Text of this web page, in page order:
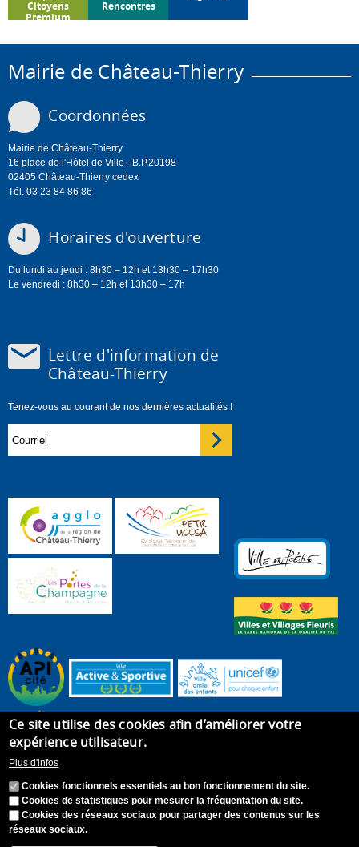
Citoyens
Premium
Rencontres
Mairie de Château-Thierry
Coordonnées
Mairie de Château-Thierry
16 place de l'Hôtel de Ville - B.P.20198
02405 Château-Thierry cedex
Tél. 03 23 84 86 86
Horaires d'ouverture
Du lundi au jeudi : 8h30 – 12h et 13h30 – 17h30
Le vendredi : 8h30 – 12h et 13h30 – 17h
Lettre d'information de
Château-Thierry
Tenez-vous au courant de nos dernières actualités !
Accueil Plan du site
Ce site utilise des cookies afin d’améliorer votre
expérience utilisateur.
Plus d'infos
Cookies fonctionnels essentiels au bon fonctionnement du site.
Cookies de statistiques pour mesurer la fréquentation du site.
Cookies des réseaux sociaux pour partager des contenus sur les
réseaux sociaux.